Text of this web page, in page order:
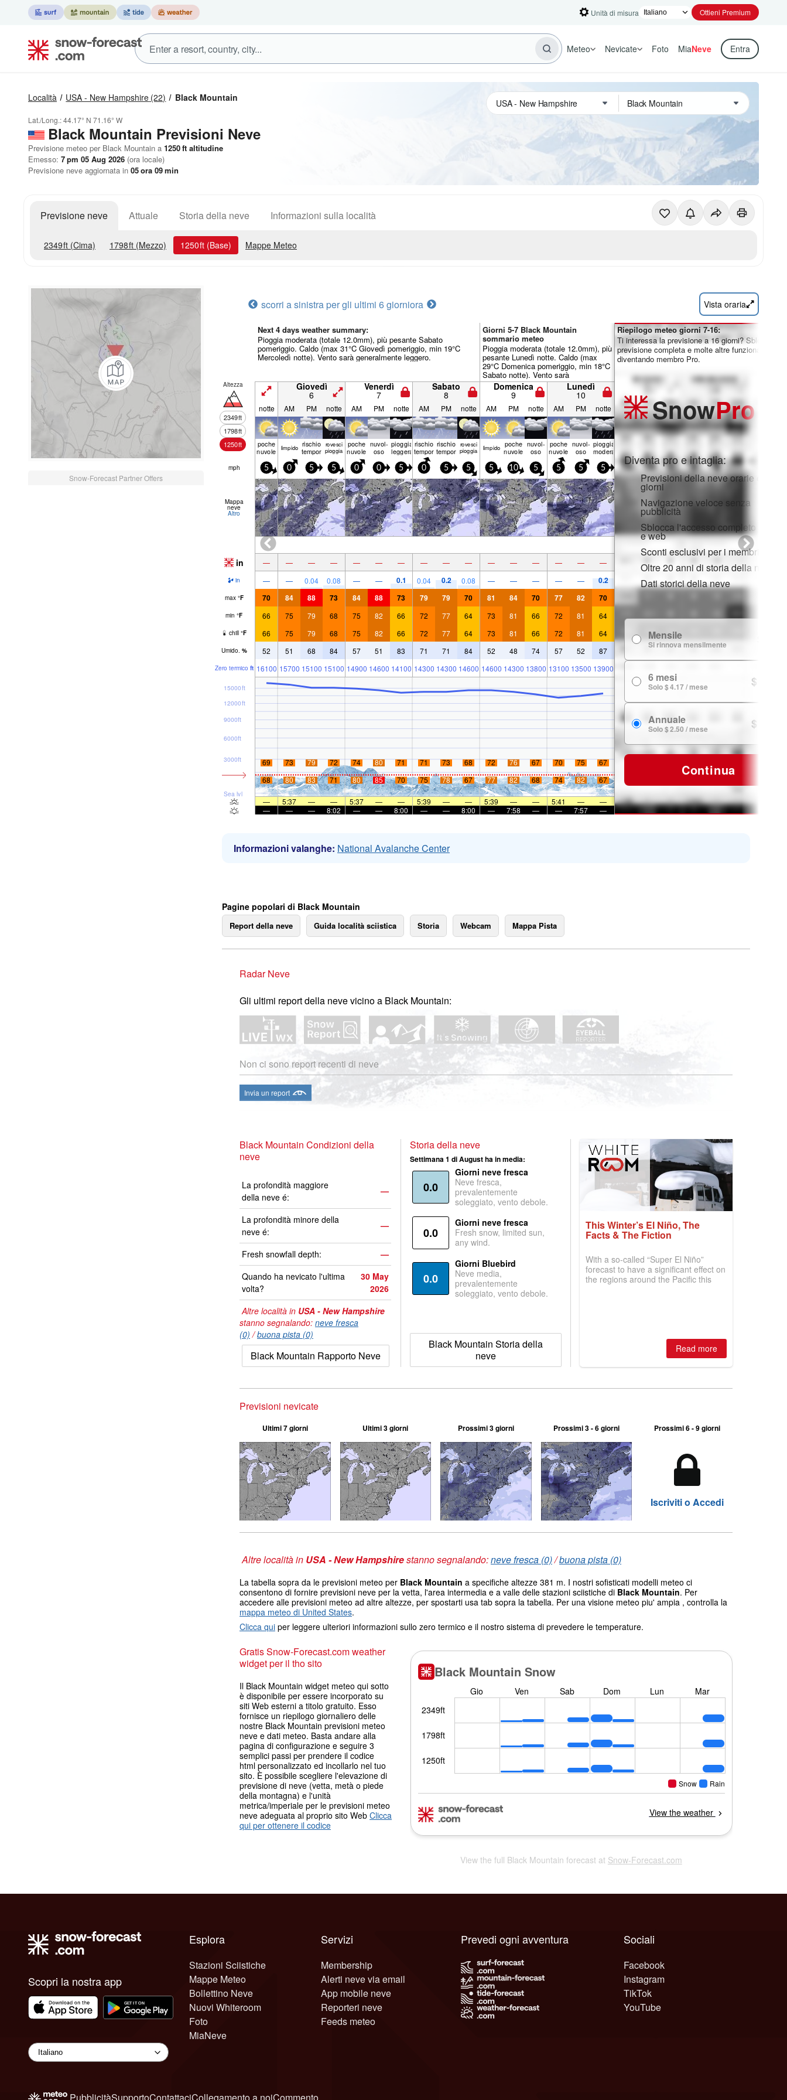
Unità di misura Ottieni Premium
Meteo Nevicate Foto MiaNeve Entra
Località USA - New Hampshire (22) Black Mountain
Lat./Long.:44.17° N 71.16° W
Black Mountain Previsioni Neve
Previsione meteo per Black Mountain a 1250ft altitudine
Emesso: 7 pm 05 Aug 2026 (ora locale)
Previsione neve aggiornata in 05ora 09min
Previsione neve Attuale Storia della neve Informazioni sulla località
2349ft (Cima) 1798ft (Mezzo) 1250ft (Base) Mappe Meteo
Snow-Forecast Partner Offers
scorri a sinistra per gli ultimi 6 giorniora Vista oraria
Next 4 days weather summary:
Pioggia moderata (totale 12.0mm), più pesante Sabato
pomeriggio. Caldo (max 31°C Giovedì pomeriggio, min 19°C
Mercoledì notte). Vento sarà generalmente leggero.
Giorni 5-7 Black Mountain
sommario meteo
Pioggia moderata (totale 12.0mm), più
pesante Lunedì notte. Caldo (max
29°C Domenica pomeriggio, min 18°C
Sabato notte). Vento sarà
generalmente leggero.
Altezza
2349ft
1798ft
1250ft
Giovedì
6
Venerdì
7
Sabato
8
Domenica
9
Lunedì
10
notte AM PM notte AM PM notte AM PM notte AM PM notte AM PM notte
poche
nuvole limp­ido rischio
temporale
rovesci
pioggia
poche
nuvole
nuvol-
oso
pioggia
leggera
rischio
temporale
rischio
temporale
rovesci
pioggia limp­ido poche
nuvole
nuvol-
oso
poche
nuvole
nuvol-
oso
pioggia
moderata
mph 5 0 5 5 0 0 5 0 5 5 5 10 5 5 5 5
Mappa
neve
Altro
in — — — — — — — — — — — — — — — —
in — — 0.04 0.08 — — 0.1 0.04 0.2 0.08 — — — — — 0.2
max °F 70 84 88 73 84 88 73 79 79 70 81 84 70 77 82 70
min °F 66 75 79 68 75 82 66 72 77 64 73 81 66 72 81 64
chill °F 66 75 79 68 75 82 66 72 77 64 73 81 66 72 81 64
Umido. % 52 51 68 84 57 51 83 71 71 84 52 48 74 57 52 87
Zero termico ft 16100 15700 15100 15100 14900 14600 14100 14300 14300 14600 14600 14300 13800 13100 13500 13900
Sea lvl
3000ft
6000ft
9000ft
12000ft
15000ft
69 73 79 72 74 80 71 71 73 68 72 76 67 70 75
67
68
80 83 71 80 85 70 75 78 67 77 82 68 74 82 67
— 5:37 — — 5:37 — — 5:39 — — 5:39 — — 5:41 —
—
—
— — 8:02 — — 8:00 — — 8:00 — 7:58 — — 7:57 —
Riepilogo meteo giorni 7-16:
Ti interessa la previsione a 16 giorni? Sblocca la
previsione completa e molte altre funzionalità
diventando membro Pro.
SnowPro
Diventa pro e intaglia:
Previsioni della neve orarie e a 16
giorni
Navigazione veloce senza
pubblicità
Sblocca l'accesso completo su app
e web
Sconti esclusivi per i membri
Oltre 20 anni di storia della neve
Dati storici della neve
Mensile
Si rinnova mensilmente
6 mesi
Solo $ 4.17 / mese $ 24.99
Annuale
Solo $ 2.50 / mese $ 29.99
Continua
Informazioni valanghe: National Avalanche Center
Pagine popolari di Black Mountain
Report della neve Guida località sciistica Storia Webcam Mappa Pista
Radar Neve
Gli ultimi report della neve vicino a Black Mountain:
Non ci sono report recenti di neve
Invia un report
Black Mountain Condizioni della
neve
La profondità maggiore
della neve é:
—
La profondità minore della
neve é:
—
Fresh snowfall depth:
—
Quando ha nevicato l'ultima
volta?
30 May
2026
Altre località in USA - New Hampshire
stanno segnalando: neve fresca
(0) /buona pista (0)
Black Mountain Rapporto Neve
Storia della neve
Settimana 1 di August ha in media:
0.0
Giorni neve fresca
Neve fresca,
prevalentemente
soleggiato, vento debole.
0.0
Giorni neve fresca
Fresh snow, limited sun,
any wind.
0.0
Giorni Bluebird
Neve media,
prevalentemente
soleggiato, vento debole.
Black Mountain Storia della
neve
This Winter’s El Niño, The
Facts & The Fiction
With a so-called “Super El Niño”
forecast to have a significant effect on
the regions around the Pacific this
Read more
Previsioni nevicate
Ultimi 7 giorni Ultimi 3 giorni Prossimi 3 giorni Prossimi 3 - 6 giorni Prossimi 6 - 9 giorni
Iscriviti o Accedi
Altre località in USA - New Hampshirestanno segnalando:neve fresca (0)/buona pista (0)
La tabella sopra da le previsioni meteo per Black Mountain a specifiche altezze 381 m. I nostri sofisticati modelli meteo ci
consentono di fornire previsioni neve per la vetta, l'area intermedia e a valle delle stazioni sciistiche di Black Mountain. Per
accedere alle previsioni meteo ad altre altezze, per spostarti usa tab sopra la tabella. Per una visione meteo piu' ampia , controlla la
mappa meteo di United States.
Clicca qui per leggere ulteriori informazioni sullo zero termico e il nostro sistema di prevedere le temperature.
Gratis Snow-Forecast.com weather
widget per il tho sito
Il Black Mountain widget meteo qui sotto
è disponibile per essere incorporato su
siti Web esterni a titolo gratuito. Esso
fornisce un riepilogo giornaliero delle
nostre Black Mountain previsioni meteo
neve e dati meteo. Basta andare alla
pagina di configurazione e seguire 3
semplici passi per prendere il codice
html personalizzato ed incollarlo nel tuo
sito. È possibile scegliere l'elevazione di
previsione di neve (vetta, metà o piede
della montagna) e l'unità
metrica/imperiale per le previsioni meteo
neve adeguata al proprio sito Web Clicca
qui per ottenere il codice
View the full Black Mountain forecast at Snow-Forecast.com
Scopri la nostra app
Esplora
Stazioni Sciistiche
Mappe Meteo
Bollettino Neve
Nuovi Whiteroom
Foto
MiaNeve
Servizi
Membership
Alerti neve via email
App mobile neve
Reporteri neve
Feeds meteo
Sociali
Facebook
Instagram
TikTok
YouTube
Prevedi ogni avventura